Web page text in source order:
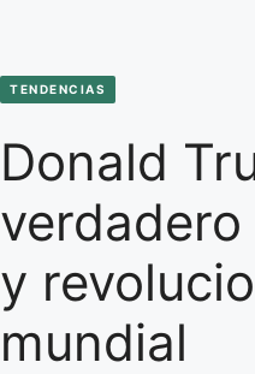
TENDENCIAS
Donald
verdadero
y
mundial